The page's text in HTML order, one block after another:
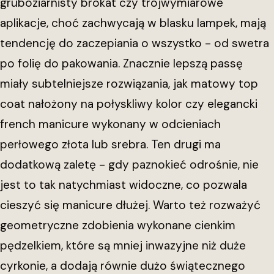
aplikacje, choć zachwycają w blasku lampek, mają
tendencję do zaczepiania o wszystko - od swetra
po folię do pakowania. Znacznie lepszą passę
miały subtelniejsze rozwiązania, jak matowy top
coat nałożony na połyskliwy kolor czy elegancki
french manicure wykonany w odcieniach
perłowego złota lub srebra. Ten drugi ma
dodatkową zaletę - gdy paznokieć odrośnie, nie
jest to tak natychmiast widoczne, co pozwala
cieszyć się manicure dłużej. Warto też rozważyć
geometryczne zdobienia wykonane cienkim
pędzelkiem, które są mniej inwazyjne niż duże
cyrkonie, a dodają równie dużo świątecznego